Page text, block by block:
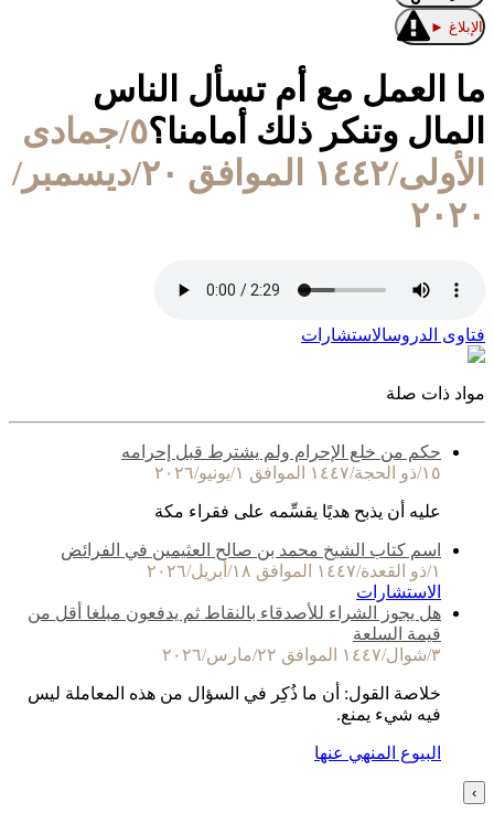
الإبلاغ ►
ما العمل مع أم تسأل الناس
المال وتنكر ذلك أمامنا؟ ٥/جمادى
الأولى/١٤٤٢ الموافق ٢٠/ديسمبر/
٢٠٢٠
فتاوى الدروسالاستشارات
مواد ذات صلة
حكم من خلع الإحرام ولم يشترط قبل إحرامه
١٥/ذو الحجة/١٤٤٧ الموافق ١/يونيو/٢٠٢٦
عليه أن يذبح هديًا يقسِّمه على فقراء مكة
اسم كتاب الشيخ محمد بن صالح العثيمين في الفرائض
١/ذو القعدة/١٤٤٧ الموافق ١٨/أبريل/٢٠٢٦
الاستشارات
هل يجوز الشراء للأصدقاء بالنقاط ثم يدفعون مبلغا أقل من
قيمة السلعة
٣/شوال/١٤٤٧ الموافق ٢٢/مارس/٢٠٢٦
خلاصة القول: أن ما ذُكِر في السؤال من هذه المعاملة ليس
فيه شيء يمنع.
البيوع المنهي عنها
›